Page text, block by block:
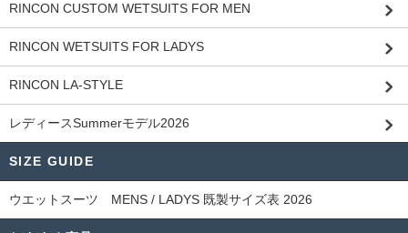
RINCON CUSTOM WETSUITS FOR MEN
RINCON WETSUITS FOR LADYS
RINCON LA-STYLE
レディースSummerモデル2026
SIZE GUIDE
ウエットスーツ MENS / LADYS 既製サイズ表 2026